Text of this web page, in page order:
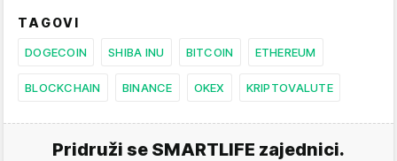
TAGOVI
DOGECOIN SHIBA INU BITCOIN ETHEREUM
BLOCKCHAIN BINANCE OKEX KRIPTOVALUTE
Pridruži se SMARTLIFE zajednici.